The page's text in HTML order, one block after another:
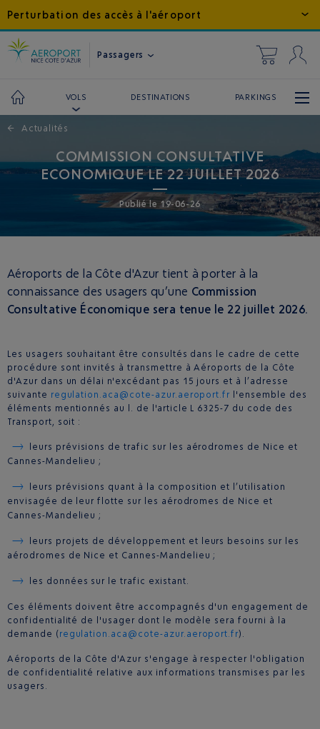
Perturbation des accès à l'aéroport
Passagers
VOLS DESTINATIONS PARKINGS
← Actualités
COMMISSION CONSULTATIVE
ECONOMIQUE LE 22 JUILLET 2026
Publiéle 19-06-26
Aéroports de la Côte d'Azur tient à porter à la
connaissance des usagers qu’une Commission
Consultative Économique sera tenue le 22 juillet 2026.
Les usagers souhaitant être consultés dans le cadre de cette
procédure sont invités à transmettre à Aéroports de la Côte
d'Azur dans un délai n'excédant pas 15 jours et à l’adresse
suivante regulation.aca@cote-azur.aeroport.fr l'ensemble des
éléments mentionnés au l. de l'article L 6325-7 du code des
Transport, soit :
leurs prévisions de trafic sur les aérodromes de Nice et
Cannes-Mandelieu ;
leurs prévisions quant à la composition et l’utilisation
envisagée de leur flotte sur les aérodromes de Nice et
Cannes-Mandelieu ;
leurs projets de développement et leurs besoins sur les
aérodromes de Nice et Cannes-Mandelieu ;
les données sur le trafic existant.
Ces éléments doivent être accompagnés d'un engagement de
confidentialité de l'usager dont le modèle sera fourni à la
demande (regulation.aca@cote-azur.aeroport.fr).
Aéroports de la Côte d'Azur s'engage à respecter l'obligation
de confidentialité relative aux informations transmises par les
usagers.